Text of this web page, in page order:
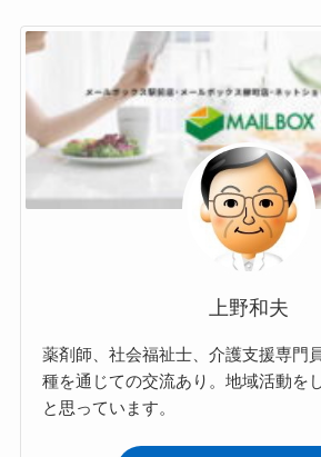
上野和夫
薬剤師、社会福祉士、介護支援専門
種を通じての交流あり。地域活動を
と思っています。